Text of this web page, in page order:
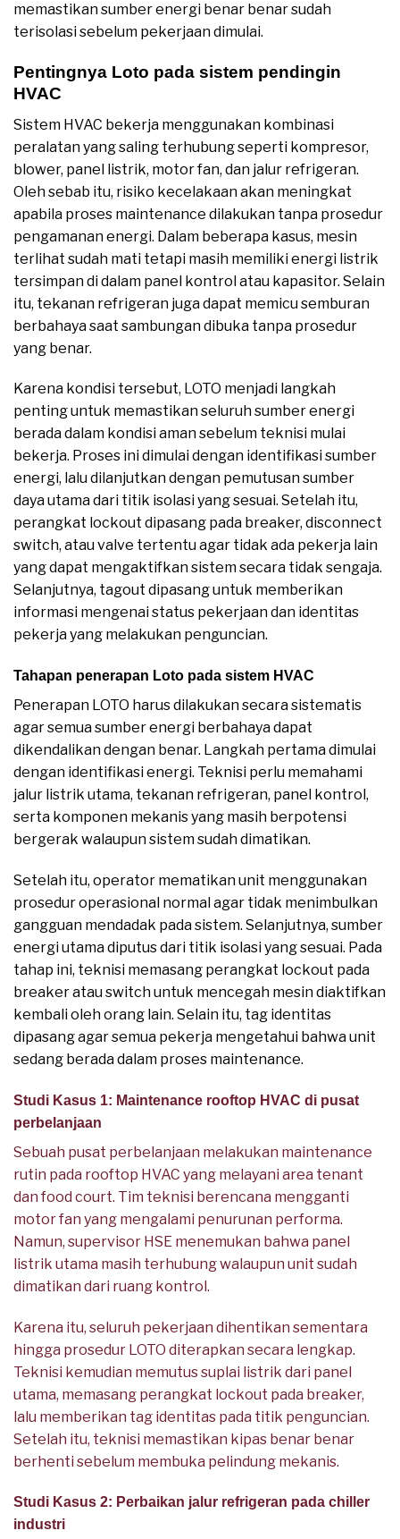
memastikan sumber energi benar benar sudah
terisolasi sebelum pekerjaan dimulai.
Pentingnya Loto pada sistem pendingin
HVAC
Sistem HVAC bekerja menggunakan kombinasi
peralatan yang saling terhubung seperti kompresor,
blower, panel listrik, motor fan, dan jalur refrigeran.
Oleh sebab itu, risiko kecelakaan akan meningkat
apabila proses maintenance dilakukan tanpa prosedur
pengamanan energi. Dalam beberapa kasus, mesin
terlihat sudah mati tetapi masih memiliki energi listrik
tersimpan di dalam panel kontrol atau kapasitor. Selain
itu, tekanan refrigeran juga dapat memicu semburan
berbahaya saat sambungan dibuka tanpa prosedur
yang benar.
Karena kondisi tersebut, LOTO menjadi langkah
penting untuk memastikan seluruh sumber energi
berada dalam kondisi aman sebelum teknisi mulai
bekerja. Proses ini dimulai dengan identifikasi sumber
energi, lalu dilanjutkan dengan pemutusan sumber
daya utama dari titik isolasi yang sesuai. Setelah itu,
perangkat lockout dipasang pada breaker, disconnect
switch, atau valve tertentu agar tidak ada pekerja lain
yang dapat mengaktifkan sistem secara tidak sengaja.
Selanjutnya, tagout dipasang untuk memberikan
informasi mengenai status pekerjaan dan identitas
pekerja yang melakukan penguncian.
Tahapan penerapan Loto pada sistem HVAC
Penerapan LOTO harus dilakukan secara sistematis
agar semua sumber energi berbahaya dapat
dikendalikan dengan benar. Langkah pertama dimulai
dengan identifikasi energi. Teknisi perlu memahami
jalur listrik utama, tekanan refrigeran, panel kontrol,
serta komponen mekanis yang masih berpotensi
bergerak walaupun sistem sudah dimatikan.
Setelah itu, operator mematikan unit menggunakan
prosedur operasional normal agar tidak menimbulkan
gangguan mendadak pada sistem. Selanjutnya, sumber
energi utama diputus dari titik isolasi yang sesuai. Pada
tahap ini, teknisi memasang perangkat lockout pada
breaker atau switch untuk mencegah mesin diaktifkan
kembali oleh orang lain. Selain itu, tag identitas
dipasang agar semua pekerja mengetahui bahwa unit
sedang berada dalam proses maintenance.
Studi Kasus 1: Maintenance rooftop HVAC di pusat
perbelanjaan
Sebuah pusat perbelanjaan melakukan maintenance
rutin pada rooftop HVAC yang melayani area tenant
dan food court. Tim teknisi berencana mengganti
motor fan yang mengalami penurunan performa.
Namun, supervisor HSE menemukan bahwa panel
listrik utama masih terhubung walaupun unit sudah
dimatikan dari ruang kontrol.
Karena itu, seluruh pekerjaan dihentikan sementara
hingga prosedur LOTO diterapkan secara lengkap.
Teknisi kemudian memutus suplai listrik dari panel
utama, memasang perangkat lockout pada breaker,
lalu memberikan tag identitas pada titik penguncian.
Setelah itu, teknisi memastikan kipas benar benar
berhenti sebelum membuka pelindung mekanis.
Studi Kasus 2: Perbaikan jalur refrigeran pada chiller
industri